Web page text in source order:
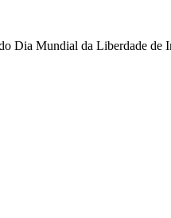
Mundial da Liberdade de